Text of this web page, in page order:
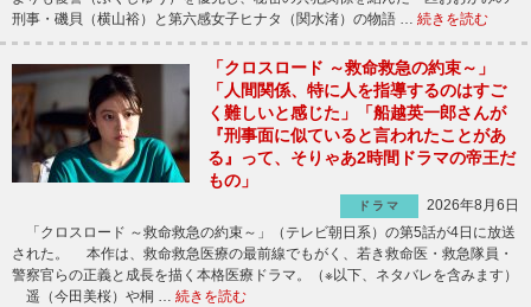
刑事・磯貝（横山裕）と第六感女子ヒナタ（関水渚）の物語 … 続きを読む
「クロスロード ～救命救急の約束～」
「人間関係、特に人を指導するのはすご
く難しいと感じた」「船越英一郎さんが
『刑事面に似ていると言われたことがあ
る』って、そりゃあ2時間ドラマの帝王だ
もの」
ドラマ
2026年8月6日
「クロスロード ～救命救急の約束～」（テレビ朝日系）の第5話が4日に放送
された。 本作は、救命救急医療の最前線でもがく、若き救命医・救急隊員・
警察官らの正義と成長を描く本格医療ドラマ。（※以下、ネタバレを含みます）
遥（今田美桜）や桐 … 続きを読む